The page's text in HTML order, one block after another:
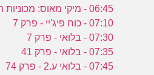
06:45 - מיקי מאוס: מכוניות המירוץ - פרק 7
07:10 - כוח פיג'יי - פרק 7
07:30 - בלואי - פרק 7
07:35 - בלואי - פרק 41
07:45 - בלואי ע.2 - פרק 74